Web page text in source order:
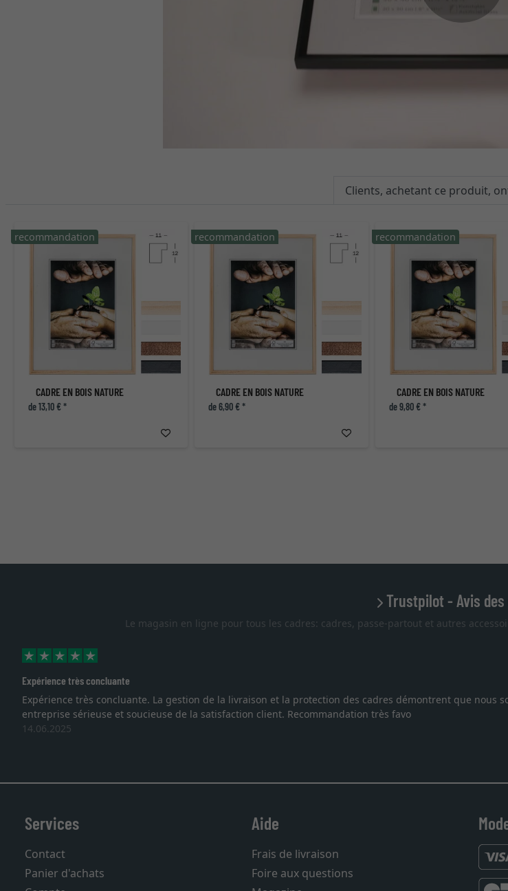
Clients, achetant ce produit,
CADRE EN BOIS NATURE
de 13,10 € *
recommandation
CADRE EN BOIS NATURE
de 6,90 € *
recommandation
CADRE EN BOIS NATURE
de 9,80 € *
recommandation
Trustpilot - Avis
Le magasin en ligne pour tous les cadres: cadres, passe-partout et autres
Expérience très concluante
Expérience très concluante. La gestion de la livraison et la protection des cadres démontrent que nous
entreprise sérieuse et soucieuse de la satisfaction client. Recommandation très favo
14.06.2025
Services
Contact
Panier d'achats
Aide
Frais de livraison
Foire aux questions